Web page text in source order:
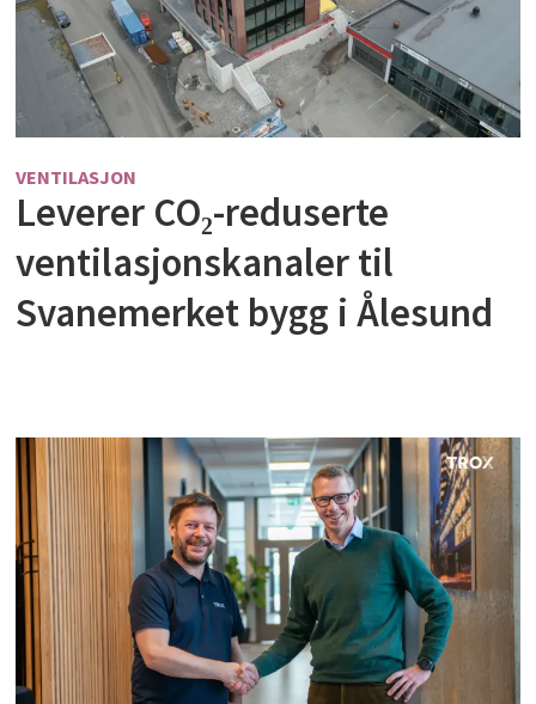
VENTILASJON
Leverer CO₂-reduserte
ventilasjonskanaler til
Svanemerket bygg i Ålesund